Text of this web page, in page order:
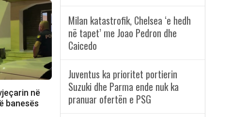
në
banesës
Milan katastrofik, Chelsea ‘e hedh
në tapet’ me Joao Pedron dhe
Caicedo
Juventus ka prioritet portierin
Suzuki dhe Parma ende nuk ka
pranuar ofertën e PSG